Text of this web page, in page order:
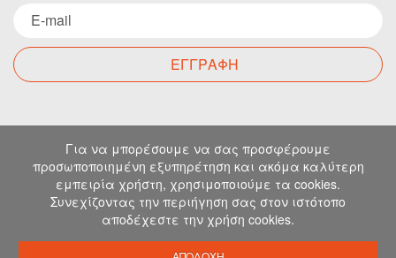
ΕΓΓΡΑΦΗ
Επικοινωνία
Για οποιαδήποτε ερώτηση σας μπορείτε να
επικοινωνήσετε μαζί μας στα παρακάτω στοιχεία.
Μιχελιδάκη 19, Ηράκλειο, 71202, Κρήτη
Για να μπορέσουμε να σας προσφέρουμε
προσωποποιημένη εξυπηρέτηση και ακόμα καλύτερη
εμπειρία χρήστη, χρησιμοποιούμε τα cookies.
Συνεχίζοντας την περιήγηση σας στον ιστότοπο
αποδέχεστε την χρήση cookies.